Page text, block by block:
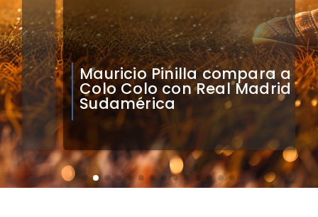
Mauricio Pinilla compara a
Colo Colo con Real Madrid de
Sudamérica